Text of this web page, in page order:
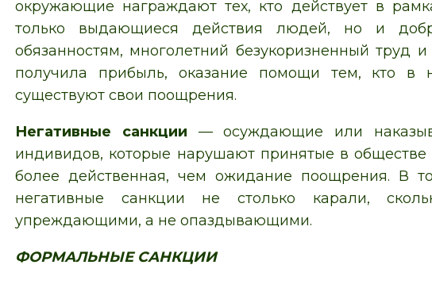
окружающие награждают тех, кто действует в
только выдающиеся действия людей, но и
обязанностям, многолетний безукоризненный труд
получила прибыль, оказание помощи тем, кто в
существуют свои поощрения.
Негативные санкции — осуждающие или
индивидов, которые нарушают принятые в
более действенная, чем ожидание поощрения. В
негативные санкции не столько карали,
упреждающими, а не опаздывающими.
ФОРМАЛЬНЫЕ САНКЦИИ